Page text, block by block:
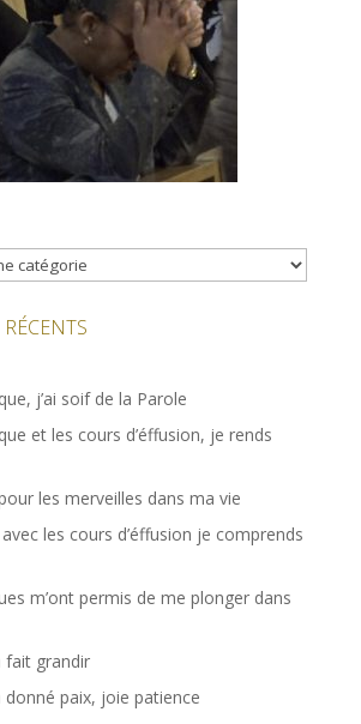
j’ai soif de la Parole
et les cours d’éffusion, je rends
les merveilles dans ma vie
les cours d’éffusion je comprends
m’ont permis de me plonger dans
fait grandir
donné paix, joie patience